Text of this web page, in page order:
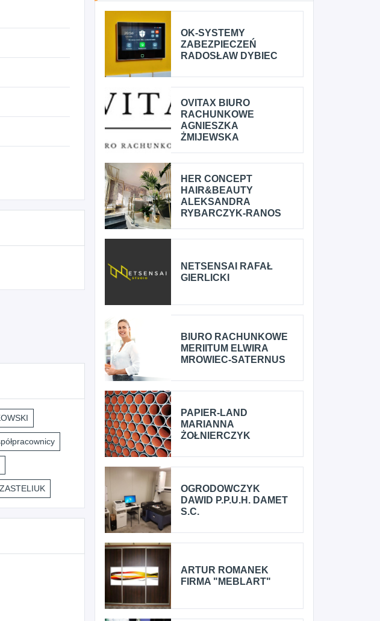
OK-SYSTEMY
ZABEZPIECZEŃ
RADOSŁAW DYBIEC
OVITAX BIURO
RACHUNKOWE
AGNIESZKA
ŻMIJEWSKA
HER CONCEPT
HAIR&BEAUTY
ALEKSANDRA
RYBARCZYK-RANOS
NETSENSAI RAFAŁ
GIERLICKI
BIURO RACHUNKOWE
MERIITUM ELWIRA
MROWIEC-SATERNUS
PAPIER-LAND
MARIANNA
ŻOŁNIERCZYK
OGRODOWCZYK
DAWID P.P.U.H. DAMET
S.C.
ARTUR ROMANEK
FIRMA "MEBLART"